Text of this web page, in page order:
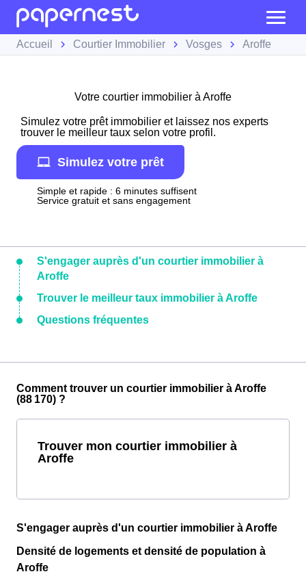
Accueil Courtier Immobilier Vosges Aroffe
Votre courtier immobilier à Aroffe
Simulez votre prêt immobilier et laissez nos experts
trouver le meilleur taux selon votre profil.
Simulez votre prêt
Simple et rapide : 6 minutes suffisent
Service gratuit et sans engagement
S'engager auprès d'un courtier immobilier à
Aroffe
Trouver le meilleur taux immobilier à Aroffe
Questions fréquentes
Comment trouver un courtier immobilier à Aroffe
(88 170) ?
Trouver mon courtier immobilier à
Aroffe
S'engager auprès d'un courtier immobilier à Aroffe
Densité de logements et densité de population à
Aroffe